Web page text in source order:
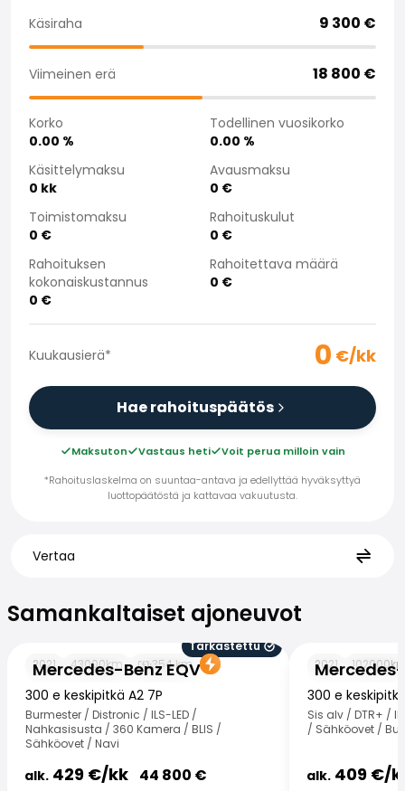
Saka Select
Yritys
Saka Finland Oy
Hallinto
Ostotiimi
Yhteydenotto
Rekrytointi
Laskutustiedot
Medialle
Kokemuksia Sakasta
Reklamaatiot
Käsiraha 9 300 €
Viimeinen erä 18 800 €
Korko
0.00 %
Todellinen vuosikorko
0.00 %
Käsittelymaksu
0 kk
Avausmaksu
0 €
Toimistomaksu
0 €
Rahoituskulut
0 €
Rahoituksen
kokonaiskustannus
0 €
Rahoitettava määrä
0 €
Kuukausierä* 0 €/kk
Hae rahoituspäätös
Maksuton Vastaus heti
Voit perua milloin vain
*Rahoituslaskelma on suuntaa-antava ja edellyttää hyväksyttyä
luottopäätöstä ja kattavaa vakuutusta.
Vertaa
Samankaltaiset ajoneuvot
Mercedes-Benz EQV
Tarkastettu
2021
43000km 354km
300 e keskipitkä A2 7P
Burmester / Distronic / ILS-LED /
Nahkasisusta / 360 Kamera / BLIS /
Sähköovet / Navi
alk. 429 €/kk 44 800 €
2021 102000
300 e
Sis alv / DTR+ /
/ Sähköovet /
alk. 409 €/